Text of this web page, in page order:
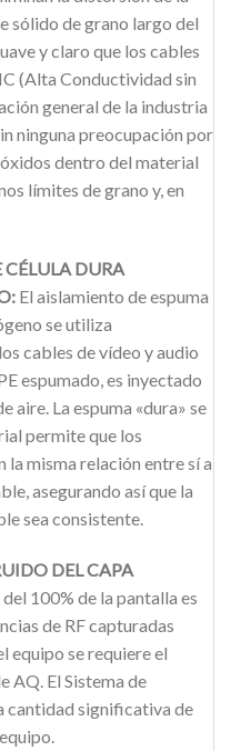
sólido de grano largo del
y claro que los cables
(Alta Conductividad sin
general de la industria
ninguna preocupación por
dentro del material
límites de grano y, en
DURA
El aislamiento de espuma
se utiliza
cables de vídeo y audio
espumado, es inyectado
aire. La espuma «dura» se
permite que los
misma relación entre sí a
asegurando así que la
sea consistente.
DEL CAPA
100% de la pantalla es
de RF capturadas
equipo se requiere el
AQ. El Sistema de
cantidad significativa de